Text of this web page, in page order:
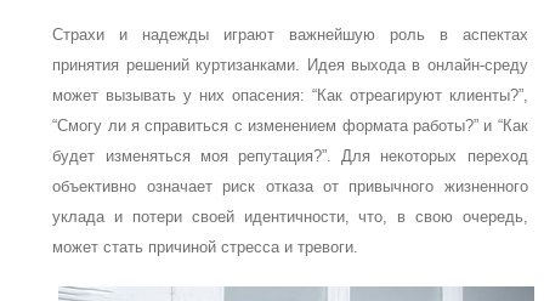
Страхи и надежды играют важнейшую роль в аспектах
принятия решений куртизанками. Идея выхода в онлайн-среду
может вызывать у них опасения: “Как отреагируют клиенты?”,
“Смогу ли я справиться с изменением формата работы?” и “Как
будет изменяться моя репутация?”. Для некоторых переход
объективно означает риск отказа от привычного жизненного
уклада и потери своей идентичности, что, в свою очередь,
может стать причиной стресса и тревоги.